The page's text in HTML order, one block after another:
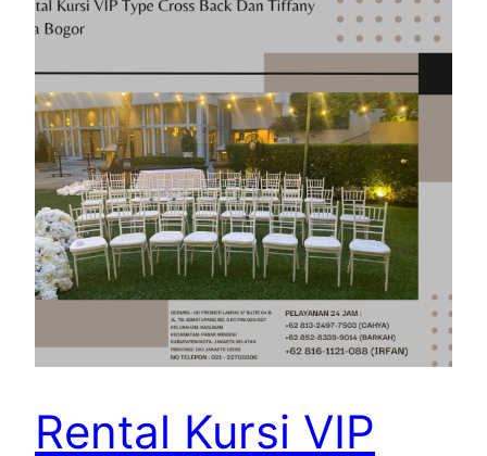
Rental Kursi VIP